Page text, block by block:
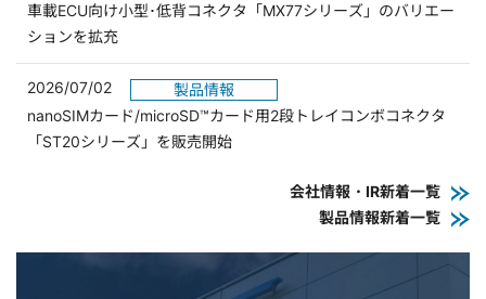
車載ECU向け小型･低背コネクタ「MX77シリーズ」のバリエー
ションを拡充
2026/07/02
製品情報
nanoSIMカード/microSD™カード用2段トレイコンボコネクタ
「ST20シリーズ」を販売開始
会社情報・IR新着一覧
製品情報新着一覧